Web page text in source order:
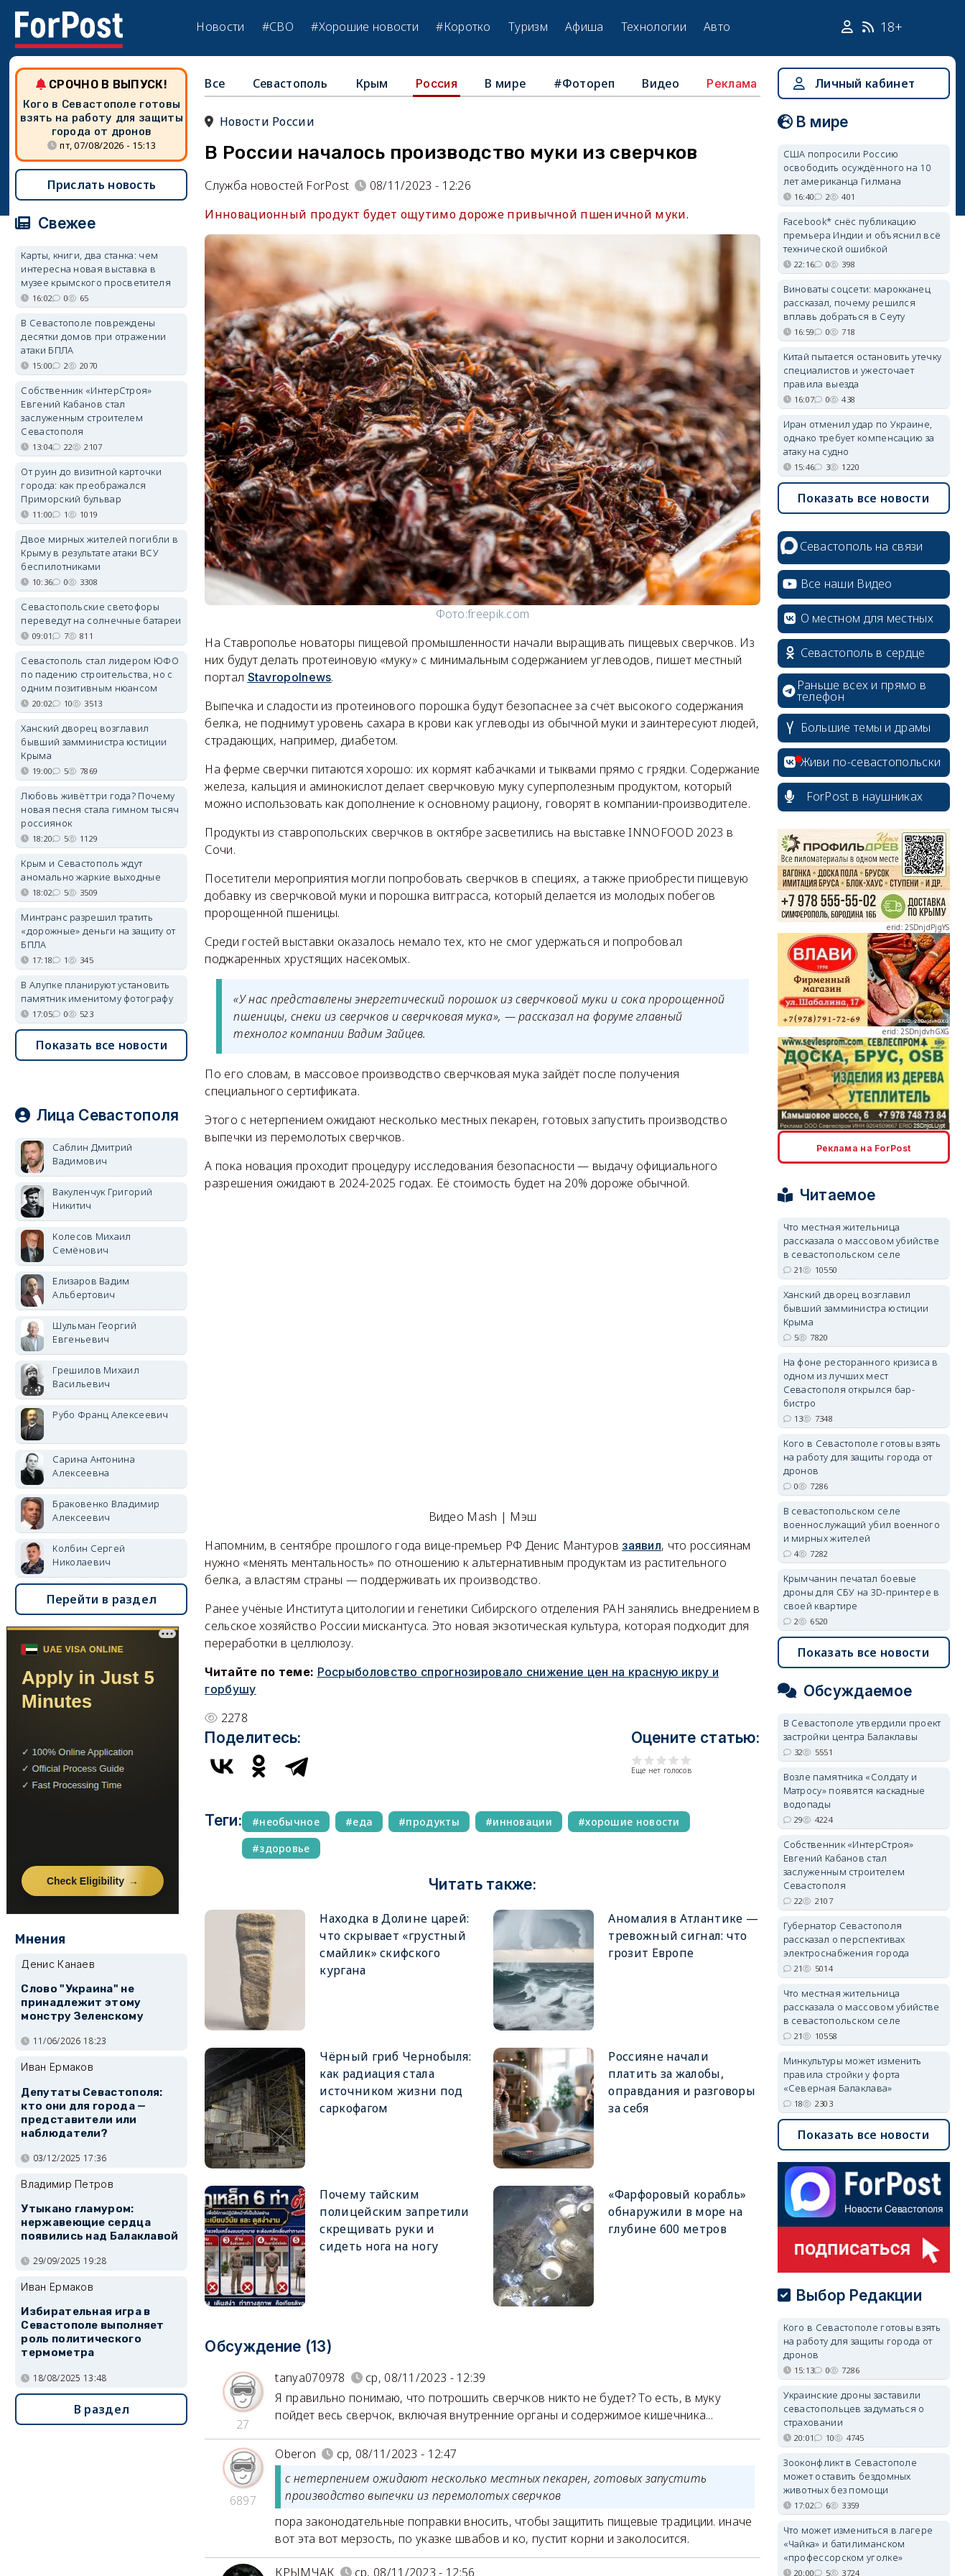
Новости #СВО #Хорошие новости #Коротко Туризм Афиша Технологии Авто 18+
Все Севастополь Крым Россия В мире #Фотореп Видео Реклама
Новости России
В России началось производство муки из сверчков
Служба новостей ForPost
08/11/2023 - 12:26
Инновационный продукт будет ощутимо дороже привычной пшеничной муки.
Фото:freepik.com
На Ставрополье новаторы пищевой промышленности начали выращивать пищевых сверчков. Из
них будут делать протеиновую «муку» с минимальным содержанием углеводов, пишет местный
портал Stavropolnews.
Выпечка и сладости из протеинового порошка будут безопаснее за счёт высокого содержания
белка, не поднимут уровень сахара в крови как углеводы из обычной муки и заинтересуют людей,
страдающих, например, диабетом.
На ферме сверчки питаются хорошо: их кормят кабачками и тыквами прямо с грядки. Содержание
железа, кальция и аминокислот делает сверчковую муку суперполезным продуктом, который
можно использовать как дополнение к основному рациону, говорят в компании-производителе.
Продукты из ставропольских сверчков в октябре засветились на выставке INNOFOOD 2023 в
Сочи.
Посетители мероприятия могли попробовать сверчков в специях, а также приобрести пищевую
добавку из сверчковой муки и порошка витграсса, который делается из молодых побегов
пророщенной пшеницы.
Среди гостей выставки оказалось немало тех, кто не смог удержаться и попробовал
поджаренных хрустящих насекомых.
«У нас представлены энергетический порошок из сверчковой муки и сока пророщенной
пшеницы, снеки из сверчков и сверчковая мука», — рассказал на форуме главный
технолог компании Вадим Зайцев.
По его словам, в массовое производство сверчковая мука зайдёт после получения
специального сертификата.
Этого с нетерпением ожидают несколько местных пекарен, готовых запустить производство
выпечки из перемолотых сверчков.
А пока новация проходит процедуру исследования безопасности — выдачу официального
разрешения ожидают в 2024-2025 годах. Её стоимость будет на 20% дороже обычной.
Видео Mash | Мэш
Напомним, в сентябре прошлого года вице-премьер РФ Денис Мантуров заявил, что россиянам
нужно «менять ментальность» по отношению к альтернативным продуктам из растительного
белка, а властям страны — поддерживать их производство.
Ранее учёные Института цитологии и генетики Сибирского отделения РАН занялись внедрением в
сельское хозяйство России мискантуса. Это новая экзотическая культура, которая подходит для
переработки в целлюлозу.
Читайте по теме: Росрыболовство спрогнозировало снижение цен на красную икру и
горбушу
2278
Поделитесь: Оцените статью:
Еще нет голосов
Теги: необычное еда продукты инновации
хорошие новости
здоровье
Читать также:
Находка в Долине царей:
что скрывает «грустный
смайлик» скифского
кургана
Аномалия в Атлантике —
тревожный сигнал: что
грозит Европе
Чёрный гриб Чернобыля:
как радиация стала
источником жизни под
саркофагом
Россияне начали
платить за жалобы,
оправдания и разговоры
за себя
Почему тайским
полицейским запретили
скрещивать руки и
сидеть нога на ногу
«Фарфоровый корабль»
обнаружили в море на
глубине 600 метров
Обсуждение (13)
27
tanya070978
ср, 08/11/2023 - 12:39
Я правильно понимаю, что потрошить сверчков никто не будет? То есть, в муку
пойдет весь сверчок, включая внутренние органы и содержимое кишечника...
6897
Oberon
ср, 08/11/2023 - 12:47
с нетерпением ожидают несколько местных пекарен, готовых запустить
производство выпечки из перемолотых сверчков
пора законодательные поправки вносить, чтобы защитить пищевые традиции. иначе
вот эта вот мерзость, по указке швабов и ко, пустит корни и заколосится.
КРЫМЧАК ср, 08/11/2023 - 12:56
СРОЧНО В ВЫПУСК!
Кого в Севастополе готовы
взять на работу для защиты
города от дронов
пт, 07/08/2026 - 15:13
Прислать новость
Свежее
Карты, книги, два станка: чем
интересна новая выставка в
музее крымского просветителя
16:02 0 65
В Севастополе повреждены
десятки домов при отражении
атаки БПЛА
15:00 2 2070
Собственник «ИнтерСтроя»
Евгений Кабанов стал
заслуженным строителем
Севастополя
13:04 22 2107
От руин до визитной карточки
города: как преображался
Приморский бульвар
11:00 1 1019
Двое мирных жителей погибли в
Крыму в результате атаки ВСУ
беспилотниками
10:36 0 3308
Севастопольские светофоры
переведут на солнечные батареи
09:01 7 811
Севастополь стал лидером ЮФО
по падению строительства, но с
одним позитивным нюансом
20:02 10 3513
Ханский дворец возглавил
бывший замминистра юстиции
Крыма
19:00 5 7869
Любовь живёт три года? Почему
новая песня стала гимном тысяч
россиянок
18:20 5 1129
Крым и Севастополь ждут
аномально жаркие выходные
18:02 5 3509
Минтранс разрешил тратить
«дорожные» деньги на защиту от
БПЛА
17:18 1 345
В Алупке планируют установить
памятник именитому фотографу
17:05 0 523
Показать все новости
Лица Севастополя
Саблин Дмитрий
Вадимович
Вакуленчук Григорий
Никитич
Колесов Михаил
Семёнович
Елизаров Вадим
Альбертович
Шульман Георгий
Евгеньевич
Грешилов Михаил
Васильевич
Рубо Франц Алексеевич
Сарина Антонина
Алексеевна
Браковенко Владимир
Алексеевич
Колбин Сергей
Николаевич
Перейти в раздел
Мнения
Денис Канаев
Слово "Украина" не
принадлежит этому
монстру Зеленскому
11/06/2026 18:23
Иван Ермаков
Депутаты Севастополя:
кто они для города —
представители или
наблюдатели?
03/12/2025 17:36
Владимир Петров
Утыкано гламуром:
нержавеющие сердца
появились над Балаклавой
29/09/2025 19:28
Иван Ермаков
Избирательная игра в
Севастополе выполняет
роль политического
термометра
18/08/2025 13:48
В раздел
Личный кабинет
В мире
США попросили Россию
освободить осуждённого на 10
лет американца Гилмана
16:40 2 401
Facebook* снёс публикацию
премьера Индии и объяснил всё
технической ошибкой
22:16 0 398
Виноваты соцсети: марокканец
рассказал, почему решился
вплавь добраться в Сеуту
16:59 0 718
Китай пытается остановить утечку
специалистов и ужесточает
правила выезда
16:07 0 438
Иран отменил удар по Украине,
однако требует компенсацию за
атаку на судно
15:46 3 1220
Показать все новости
Севастополь на связи
Все наши Видео
О местном для местных
Севастополь в сердце
Раньше всех и прямо в
телефон
Большие темы и драмы
Живи по-севастопольски
ForPost в наушниках
erid: 2SDnjdPjgYS
erid: 2SDnjdvhGXG
erid: 2SDnjcLUypt
erid: 2SDnjcrDNw6
erid: 2SDnjdPjgYS
erid: 2SDnjdvhGXG
Реклама на ForPost
Читаемое
Что местная жительница
рассказала о массовом убийстве
в севастопольском селе
21 10550
Ханский дворец возглавил
бывший замминистра юстиции
Крыма
5 7820
На фоне ресторанного кризиса в
одном из лучших мест
Севастополя открылся бар-
бистро
13 7348
Кого в Севастополе готовы взять
на работу для защиты города от
дронов
0 7286
В севастопольском селе
военнослужащий убил военного
и мирных жителей
4 7282
Крымчанин печатал боевые
дроны для СБУ на 3D-принтере в
своей квартире
2 6520
Показать все новости
Обсуждаемое
В Севастополе утвердили проект
застройки центра Балаклавы
32 5551
Возле памятника «Солдату и
Матросу» появятся каскадные
водопады
29 4224
Собственник «ИнтерСтроя»
Евгений Кабанов стал
заслуженным строителем
Севастополя
22 2107
Губернатор Севастополя
рассказал о перспективах
электроснабжения города
21 5014
Что местная жительница
рассказала о массовом убийстве
в севастопольском селе
21 10558
Минкультуры может изменить
правила стройки у форта
«Северная Балаклава»
18 2303
Показать все новости
Выбор Редакции
Кого в Севастополе готовы взять
на работу для защиты города от
дронов
15:13 0 7286
Украинские дроны заставили
севастопольцев задуматься о
страховании
20:01 10 4745
Зооконфликт в Севастополе
может оставить бездомных
животных без помощи
17:02 6 3359
Что может измениться в лагере
«Чайка» и батилиманском
«профессорском уголке»
20:00 5 3724